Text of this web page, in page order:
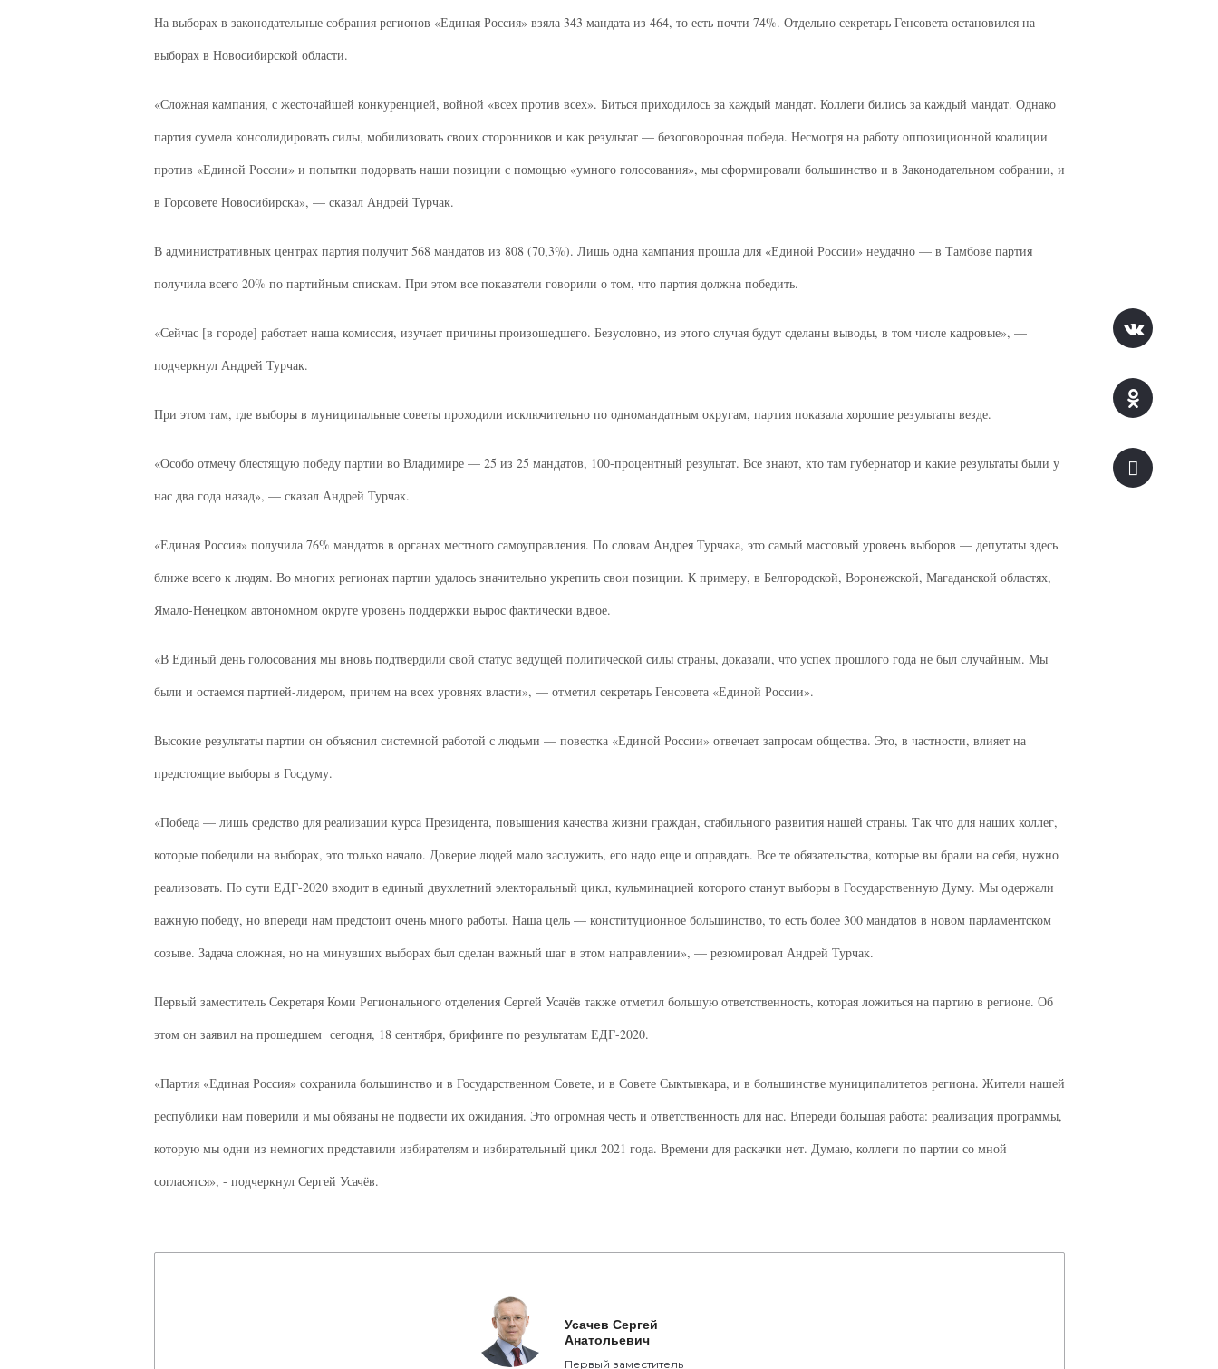
На выборах в законодательные собрания регионов «Единая Россия» взяла 343 мандата из 464, то есть почти 74%. Отдельно секретарь Генсовета остановился на
выборах в Новосибирской области.
«Сложная кампания, с жесточайшей конкуренцией, войной «всех против всех». Биться приходилось за каждый мандат. Коллеги бились за каждый мандат. Однако
партия сумела консолидировать силы, мобилизовать своих сторонников и как результат — безоговорочная победа. Несмотря на работу оппозиционной коалиции
против «Единой России» и попытки подорвать наши позиции с помощью «умного голосования», мы сформировали большинство и в Законодательном собрании, и
в Горсовете Новосибирска», — сказал Андрей Турчак.
В административных центрах партия получит 568 мандатов из 808 (70,3%). Лишь одна кампания прошла для «Единой России» неудачно — в Тамбове партия
получила всего 20% по партийным спискам. При этом все показатели говорили о том, что партия должна победить.
«Сейчас [в городе] работает наша комиссия, изучает причины произошедшего. Безусловно, из этого случая будут сделаны выводы, в том числе кадровые», —
подчеркнул Андрей Турчак.
При этом там, где выборы в муниципальные советы проходили исключительно по одномандатным округам, партия показала хорошие результаты везде.
«Особо отмечу блестящую победу партии во Владимире — 25 из 25 мандатов, 100-процентный результат. Все знают, кто там губернатор и какие результаты были у
нас два года назад», — сказал Андрей Турчак.
«Единая Россия» получила 76% мандатов в органах местного самоуправления. По словам Андрея Турчака, это самый массовый уровень выборов — депутаты здесь
ближе всего к людям. Во многих регионах партии удалось значительно укрепить свои позиции. К примеру, в Белгородской, Воронежской, Магаданской областях,
Ямало-Ненецком автономном округе уровень поддержки вырос фактически вдвое.
«В Единый день голосования мы вновь подтвердили свой статус ведущей политической силы страны, доказали, что успех прошлого года не был случайным. Мы
были и остаемся партией-лидером, причем на всех уровнях власти», — отметил секретарь Генсовета «Единой России».
Высокие результаты партии он объяснил системной работой с людьми — повестка «Единой России» отвечает запросам общества. Это, в частности, влияет на
предстоящие выборы в Госдуму.
«Победа — лишь средство для реализации курса Президента, повышения качества жизни граждан, стабильного развития нашей страны. Так что для наших коллег,
которые победили на выборах, это только начало. Доверие людей мало заслужить, его надо еще и оправдать. Все те обязательства, которые вы брали на себя, нужно
реализовать. По сути ЕДГ-2020 входит в единый двухлетний электоральный цикл, кульминацией которого станут выборы в Государственную Думу. Мы одержали
важную победу, но впереди нам предстоит очень много работы. Наша цель — конституционное большинство, то есть более 300 мандатов в новом парламентском
созыве. Задача сложная, но на минувших выборах был сделан важный шаг в этом направлении», — резюмировал Андрей Турчак.
Первый заместитель Секретаря Коми Регионального отделения Сергей Усачёв также отметил большую ответственность, которая ложиться на партию в регионе. Об
этом он заявил на прошедшем сегодня, 18 сентября, брифинге по результатам ЕДГ-2020.
«Партия «Единая Россия» сохранила большинство и в Государственном Совете, и в Совете Сыктывкара, и в большинстве муниципалитетов региона. Жители нашей
республики нам поверили и мы обязаны не подвести их ожидания. Это огромная честь и ответственность для нас. Впереди большая работа: реализация программы,
которую мы одни из немногих представили избирателям и избирательный цикл 2021 года. Времени для раскачки нет. Думаю, коллеги по партии со мной
согласятся», - подчеркнул Сергей Усачёв.
Усачев Сергей
Анатольевич
Первый заместитель